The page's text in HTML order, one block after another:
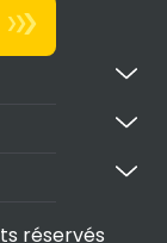
réservés